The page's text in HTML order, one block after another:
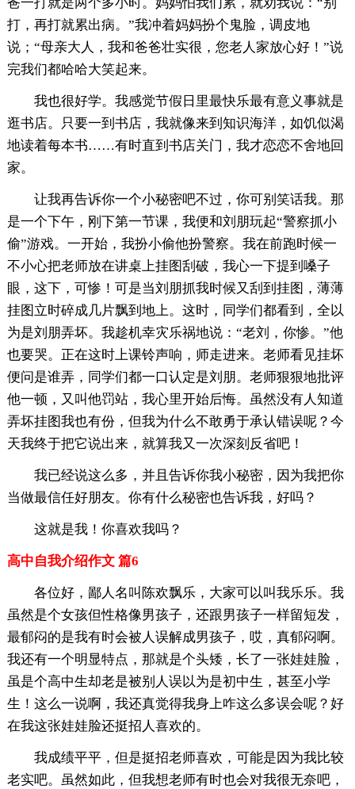
打，再打就累出病。”我冲着妈妈扮个鬼脸，调皮地
说；“母亲大人，我和爸爸壮实很，您老人家放心好！”说
完我们都哈哈大笑起来。
我也很好学。我感觉节假日里最快乐最有意义事就是
逛书店。只要一到书店，我就像来到知识海洋，如饥似渴
地读着每本书……有时直到书店关门，我才恋恋不舍地回
家。
让我再告诉你一个小秘密吧不过，你可别笑话我。那
是一个下午，刚下第一节课，我便和刘朋玩起“警察抓小
偷”游戏。一开始，我扮小偷他扮警察。我在前跑时候一
不小心把老师放在讲桌上挂图刮破，我心一下提到嗓子
眼，这下，可惨！可是当刘朋抓我时候又刮到挂图，薄薄
挂图立时碎成几片飘到地上。这时，同学们都看到，全以
为是刘朋弄坏。我趁机幸灾乐祸地说：“老刘，你惨。”他
也要哭。正在这时上课铃声响，师走进来。老师看见挂坏
便问是谁弄，同学们都一口认定是刘朋。老师狠狠地批评
他一顿，又叫他罚站，我心里开始后悔。虽然没有人知道
弄坏挂图我也有份，但我为什么不敢勇于承认错误呢？今
天我终于把它说出来，就算我又一次深刻反省吧！
我已经说这么多，并且告诉你我小秘密，因为我把你
当做最信任好朋友。你有什么秘密也告诉我，好吗？
这就是我！你喜欢我吗？
高中自我介绍作文 篇6
各位好，鄙人名叫陈欢飘乐，大家可以叫我乐乐。我
虽然是个女孩但性格像男孩子，还跟男孩子一样留短发，
最郁闷的是我有时会被人误解成男孩子，哎，真郁闷啊。
我还有一个明显特点，那就是个头矮，长了一张娃娃脸，
虽是个高中生却老是被别人误以为是初中生，甚至小学
生！这么一说啊，我还真觉得我身上咋这么多误会呢？好
在我这张娃娃脸还挺招人喜欢的。
我成绩平平，但是挺招老师喜欢，可能是因为我比较
老实吧。虽然如此，但我想老师有时也会对我很无奈吧，